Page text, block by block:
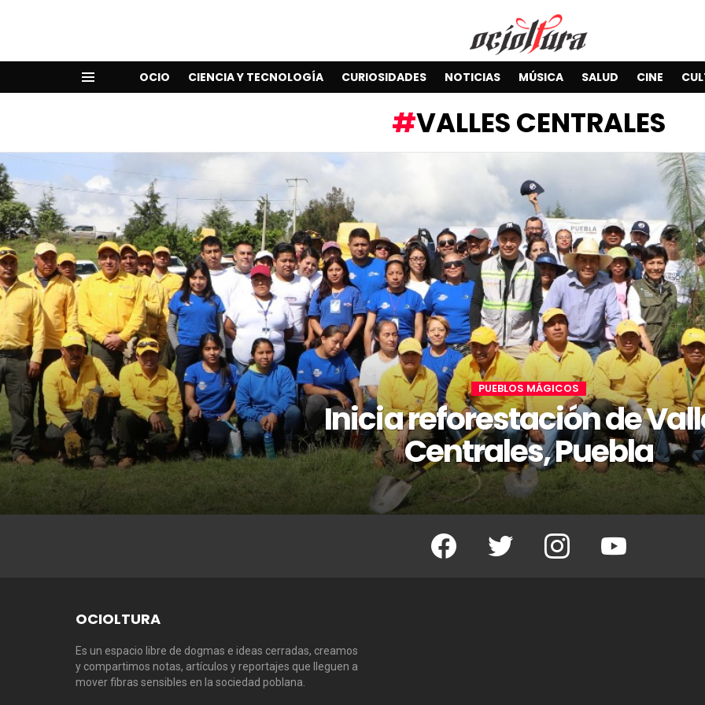
OCIO CIENCIA Y TECNOLOGÍA CURIOSIDADES NOTICIAS MÚSICA SALUD CINE
VALLES CENTRALES
PUEBLOS MÁGICOS
Inicia reforestación de
Centrales, Puebla
Facebook Twitter Instagram Youtube
OCIOLTURA
Es un espacio libre de dogmas e ideas cerradas, creamos
y compartimos notas, artículos y reportajes que lleguen a
mover fibras sensibles en la sociedad poblana.